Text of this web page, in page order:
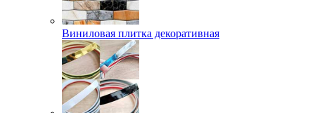
Виниловая плитка декоративная